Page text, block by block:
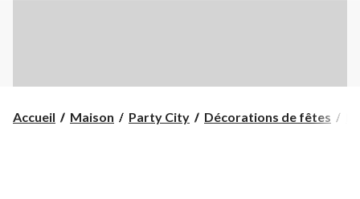
Accueil Maison Party City Décorations de fêtes